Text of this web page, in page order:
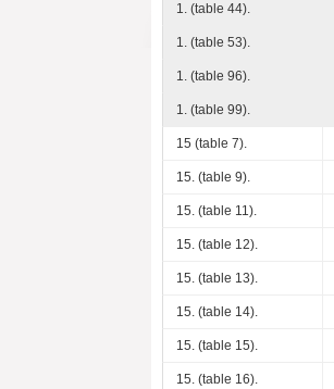
1. (table 44).
1. (table 53).
1. (table 96).
1. (table 99).
15 (table 7).
15. (table 9).
15. (table 11).
15. (table 12).
15. (table 13).
15. (table 14).
15. (table 15).
15. (table 16).